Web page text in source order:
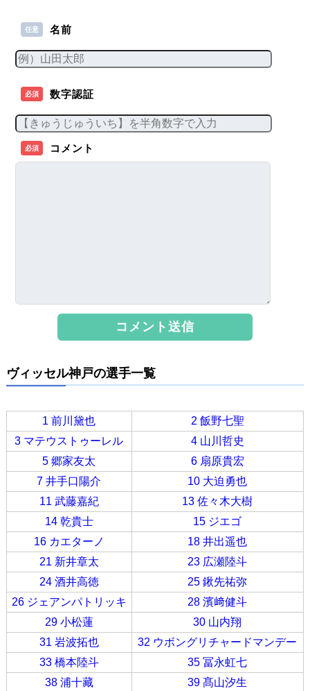
任意 名前
必須 数字認証
必須 コメント
ヴィッセル神戸の選手一覧
1 前川黛也
2 飯野七聖
3 マテウストゥーレル
4 山川哲史
5 郷家友太
6 扇原貴宏
7 井手口陽介
10 大迫勇也
11 武藤嘉紀
13 佐々木大樹
14 乾貴士
15 ジエゴ
16 カエターノ
18 井出遥也
21 新井章太
23 広瀬陸斗
24 酒井高徳
25 鍬先祐弥
26 ジェアンパトリッキ
28 濱﨑健斗
29 小松蓮
30 山内翔
31 岩波拓也
32 ウボングリチャードマンデー
33 橋本陸斗
35 冨永虹七
38 浦十藏
39 髙山汐生